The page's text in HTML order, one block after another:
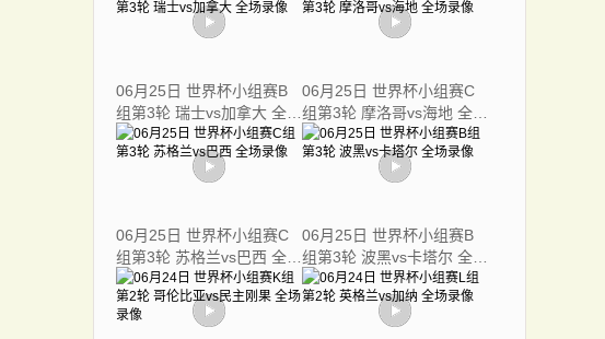
06月25日 世界杯小组赛B
组第3轮 瑞士vs加拿大 全场
录像
06月25日 世界杯小组赛C
组第3轮 摩洛哥vs海地 全场
录像
06月25日 世界杯小组赛C
组第3轮 苏格兰vs巴西 全场
录像
06月25日 世界杯小组赛B
组第3轮 波黑vs卡塔尔 全场
录像